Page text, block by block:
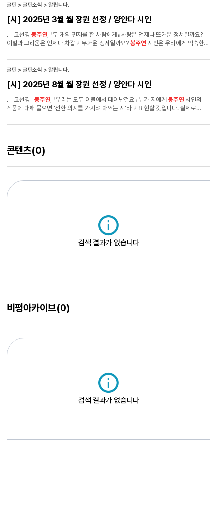
글틴 > 글틴소식 > 알립니다.
[시] 2025년 3월 월 장원 선정 / 양안다 시인
. - 고선경 봉주연 , 『두 개의 편지를 한 사람에게』 사랑은 언제나 뜨거운 정서일까요?
이별과 그리움은 언제나 차갑고 무거운 정서일까요? 봉주연 시인은 우리에게 익숙한
가볍게 말하고, 그럼에도 고백하고자 하는 마음을 편지 쓰듯이 그려냅니다. 생각해
보면 편지를 적는 마음과 시를 쓰는 마음은 비슷한 면이 있다고 느껴집니다. - 양안다
글틴 > 글틴소식 > 알립니다.
[시] 2025년 8월 월 장원 선정 / 양안다 시인
. - 고선경 봉주연 , 『우리는 모두 이불에서 태어난걸요』 누가 저에게 봉주연 시인의
작품에 대해 물으면 ‘선한 의지를 가지려 애쓰는 시’라고 표현할 것입니다. 실제로
영역이기 때문입니다. 저는 여름이 끝나고 새 이불을 꺼내야 하는 마음으로 이 시집을
여러분. 멘토 고선경입니다. 잘 지내고 계신가요? 어느덧 밤낮으로 가을 공기가
묻어나는 구월입니다. 글을 쓰기에도, 또 스스로를 돌아보기도 좋은 계절에 이렇게
인사를 드리게 되었네요. 그동안 글틴에서 여러분과 함께 시를 읽고 나누며 지낸
콘텐츠(0)
검색 결과가 없습니다
비평아카이브(0)
검색 결과가 없습니다